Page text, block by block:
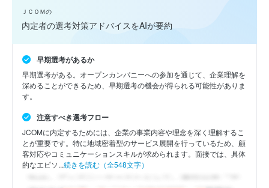
ＪＣＯＭの
内定者の選考対策アドバイスをAIが要約
早期選考があるか
早期選考がある。オープンカンパニーへの参加を通じて、企業理解を
深めることができるため、早期選考の機会が得られる可能性がありま
す。
注意すべき選考フロー
JCOMに内定するためには、企業の事業内容や理念を深く理解するこ
とが重要です。特に地域密着型のサービス展開を行っているため、顧
客対応やコミュニケーションスキルが求められます。面接では、具体
的なエピソ...続きを読む（全548文字）